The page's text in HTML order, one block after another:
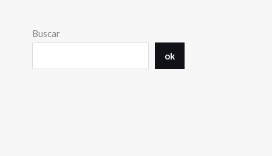
Buscar
ok